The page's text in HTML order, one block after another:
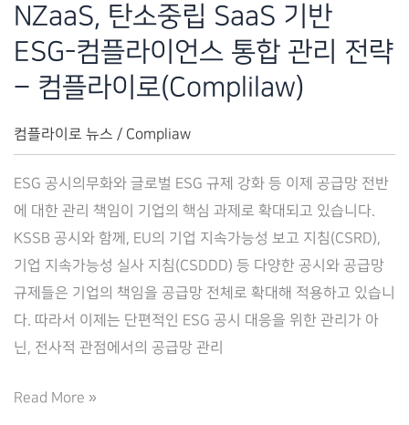
리
체
축
–
컴
플
라
이
로
(Complilaw)
NZaaS, 탄소중립 SaaS 기반
ESG-컴플라이언스 통합 관리 전략
– 컴플라이로(Complilaw)
컴플라이로 뉴스 / Compliaw
ESG 공시의무화와 글로벌 ESG 규제 강화 등 이제 공급망 전반
에 대한 관리 책임이 기업의 핵심 과제로 확대되고 있습니다.
KSSB 공시와 함께, EU의 기업 지속가능성 보고 지침(CSRD),
기업 지속가능성 실사 지침(CSDDD) 등 다양한 공시와 공급망
규제들은 기업의 책임을 공급망 전체로 확대해 적용하고 있습니
다. 따라서 이제는 단편적인 ESG 공시 대응을 위한 관리가 아
닌, 전사적 관점에서의 공급망 관리
NZaaS,
Read More »